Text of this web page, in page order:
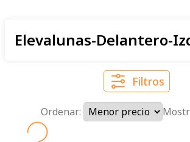
Elevalunas-Delantero-
Filtros
Ordenar: